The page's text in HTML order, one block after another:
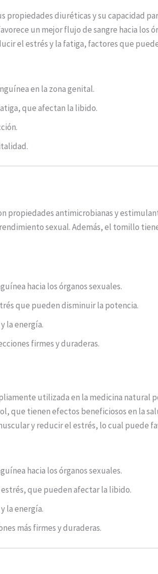
propiedades diuréticas y su capacidad
un mejor flujo de sangre hacia
el estrés y la fatiga, factores que
en la zona genital.
que afectan la libido.
propiedades antimicrobianas y
sexual. Además, el tomillo
hacia los órganos sexuales.
que pueden disminuir la potencia.
la energía.
firmes y duraderas.
utilizada en la medicina
que tienen efectos beneficiosos en la
y reducir el estrés, lo cual puede
hacia los órganos sexuales.
que pueden afectar la libido.
la energía.
más firmes y duraderas.